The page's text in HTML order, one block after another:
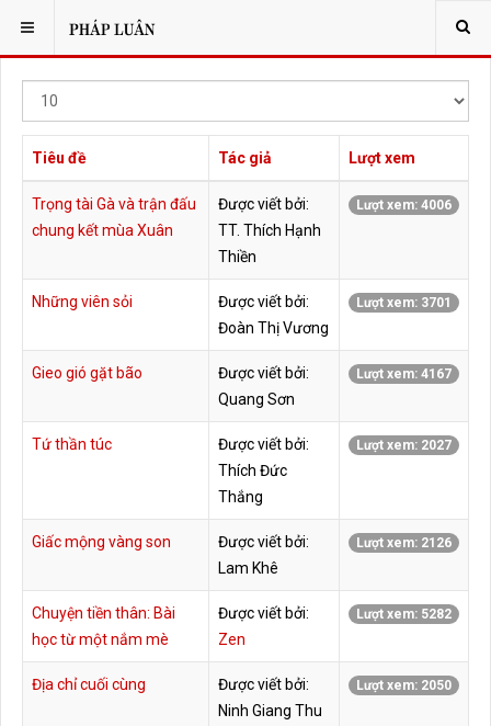
BẠN ĐANG Ở:
Hiển
thị
Tiêu đề Tác giả Lượt xem
Trọng tài Gà và trận đấu
chung kết mùa Xuân
Được viết bởi:
TT. Thích Hạnh
Thiền
Lượt xem: 4006
Những viên sỏi
Được viết bởi:
Đoàn Thị Vương
Lượt xem: 3701
Gieo gió gặt bão
Được viết bởi:
Quang Sơn
Lượt xem: 4167
Tứ thần túc
Được viết bởi:
Thích Đức
Thắng
Lượt xem: 2027
Giấc mộng vàng son
Được viết bởi:
Lam Khê
Lượt xem: 2126
Chuyện tiền thân: Bài
học từ một nắm mè
Được viết bởi:
Zen
Lượt xem: 5282
Địa chỉ cuối cùng
Được viết bởi:
Ninh Giang Thu
Lượt xem: 2050